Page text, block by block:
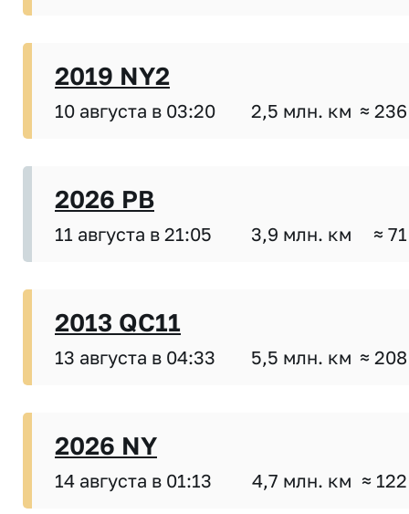
2019 NY2
10 августа в 03:20 2,5 млн. км ≈
2026 PB
11 августа в 21:05 3,9 млн. км ≈
2013 QC11
13 августа в 04:33 5,5 млн. км ≈
2026 NY
14 августа в 01:13 4,7 млн. км ≈